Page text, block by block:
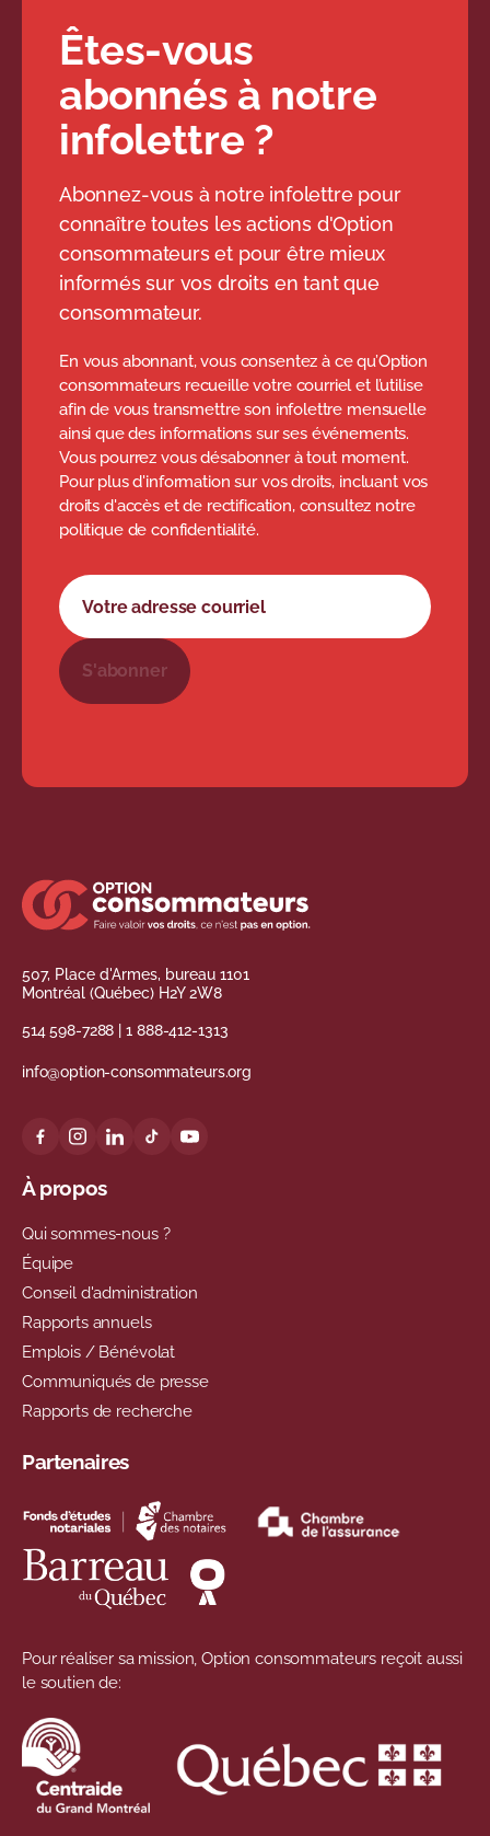
Êtes-vous
abonnés à notre
infolettre ?
Abonnez-vous à notre infolettre pour
connaître toutes les actions d'Option
consommateurs et pour être mieux
informés sur vos droits en tant que
consommateur.
En vous abonnant, vous consentez à ce qu’Option
consommateurs recueille votre courriel et l’utilise
afin de vous transmettre son infolettre mensuelle
ainsi que des informations sur ses événements.
Vous pourrez vous désabonner à tout moment.
Pour plus d'information sur vos droits, incluant vos
droits d'accès et de rectification, consultez notre
politique de confidentialité.
Formulaire d'abonnement à l'infolettre
Votre adresse courriel
S'abonner
507, Place d'Armes, bureau 1101
Montréal (Québec) H2Y 2W8
514 598-7288 |1 888-412-1313
info@option-consommateurs.org
À propos
Qui sommes-nous ?
Équipe
Conseil d'administration
Rapports annuels
Emplois / Bénévolat
Communiqués de presse
Rapports de recherche
Partenaires
Pour réaliser sa mission, Option consommateurs reçoit aussi
le soutien de: